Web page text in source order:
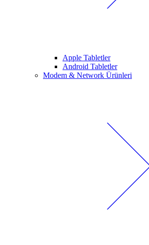
Apple Tabletler
Android Tabletler
Modem & Network Ürünleri